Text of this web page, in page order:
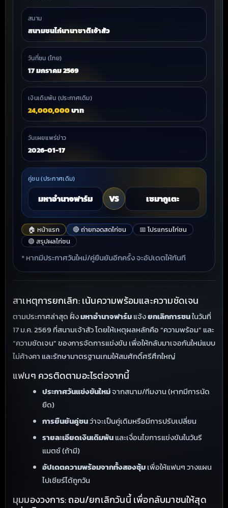
สนาม
สนามชนไก่นานาชาติเจ้าสัว
วันที่ชน (ไทย)
17 มกราคม 2569
เงินเดิมพัน (ประกาศเดิม)
24,000,000บาท
วันเผยแพร่ข่าว
2026-01-17
คู่ชน (ประกาศเดิม)
มหาอำนาจฟาร์ม VS เซมากูเตะ
🏠 หน้าแรก 🔴 ถ่ายทอดสดไก่ชน
📅 โปรแกรมไก่ชน
🟢 สรุปผลไก่ชน
* หากมีประกาศวันใหม่/คู่ยืนยันอีกครั้ง จะอัปเดตให้ทันที
สาเหตุการยกเลิก: เน้นความพร้อมและความชัดเจน
ตามประกาศล่าสุด ฝั่งมหาอำนาจฟาร์มแจ้งยกเลิกการชนในวันที่
17 ม.ค. 2569 ที่สนามเจ้าสัว โดยให้เหตุผลหลักคือ “ความพร้อม” และ
“ความชัดเจน” ของการจัดการแข่งขัน เพื่อให้กลับมาเจอกันใหม่แบบ
ไม่ค้างคา และรักษามาตรฐานเกมให้สมศักดิ์ศรีศึกใหญ่
แฟนๆ ควรติดตามอะไรต่อจากนี้
ประกาศวันแข่งขันใหม่จากสนาม/ทีมงาน (หากมีการนัด
ยืด)
การยืนยันคู่ชนว่าจะเป็นคู่เดิมหรือมีการปรับเปลี่ยน
รายละเอียดเงินเดิมพันและเงื่อนไขการแข่งขันในวันรี
แมตช์ (ถ้ามี)
อัปเดตความพร้อมจากทั้งสองซุ้มเพื่อให้แฟนๆ วางแผน
ไปเชียร์ได้ถูกวัน
มุมมองวงการ: ถอน/ยกเลิกวันนี้ เพื่อกลับมาชนให้สุด